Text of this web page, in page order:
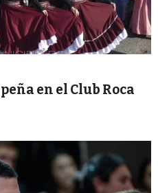
en el Club Roca